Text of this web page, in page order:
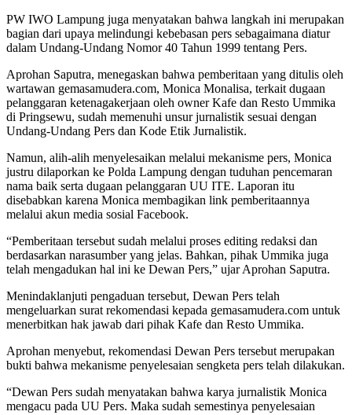
PW IWO Lampung juga menyatakan bahwa langkah ini merupakan
bagian dari upaya melindungi kebebasan pers sebagaimana diatur
dalam Undang-Undang Nomor 40 Tahun 1999 tentang Pers.
Aprohan Saputra, menegaskan bahwa pemberitaan yang ditulis oleh
wartawan gemasamudera.com, Monica Monalisa, terkait dugaan
pelanggaran ketenagakerjaan oleh owner Kafe dan Resto Ummika
di Pringsewu, sudah memenuhi unsur jurnalistik sesuai dengan
Undang-Undang Pers dan Kode Etik Jurnalistik.
Namun, alih-alih menyelesaikan melalui mekanisme pers, Monica
justru dilaporkan ke Polda Lampung dengan tuduhan pencemaran
nama baik serta dugaan pelanggaran UU ITE. Laporan itu
disebabkan karena Monica membagikan link pemberitaannya
melalui akun media sosial Facebook.
“Pemberitaan tersebut sudah melalui proses editing redaksi dan
berdasarkan narasumber yang jelas. Bahkan, pihak Ummika juga
telah mengadukan hal ini ke Dewan Pers,” ujar Aprohan Saputra.
Menindaklanjuti pengaduan tersebut, Dewan Pers telah
mengeluarkan surat rekomendasi kepada gemasamudera.com untuk
menerbitkan hak jawab dari pihak Kafe dan Resto Ummika.
Aprohan menyebut, rekomendasi Dewan Pers tersebut merupakan
bukti bahwa mekanisme penyelesaian sengketa pers telah dilakukan.
“Dewan Pers sudah menyatakan bahwa karya jurnalistik Monica
mengacu pada UU Pers. Maka sudah semestinya penyelesaian